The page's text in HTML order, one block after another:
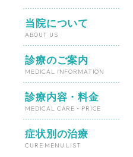
当院について
ABOUT US
診療のご案内
MEDICAL INFORMATION
診療内容・料金
MEDICAL CARE・PRICE
症状別の治療
CURE MENU LIST